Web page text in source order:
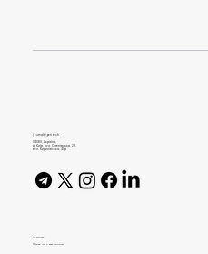
journal@gen.tech
04080, Україна,
м. Київ, вул. Оленівська, 23,​
вул. Кирилівська, 40р
© 2026 High Bar Journal